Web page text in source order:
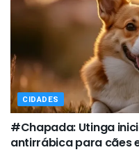
CIDADES
#Chapada: Utinga
antirrábica para cães